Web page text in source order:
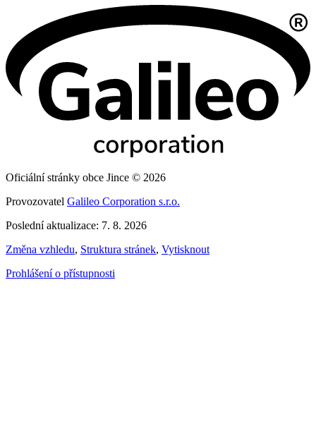
Oficiální stránky obce Jince © 2026
Provozovatel Galileo Corporation s.r.o.
Poslední aktualizace: 7. 8. 2026
Změna vzhledu, Struktura stránek, Vytisknout
Prohlášení o přístupnosti